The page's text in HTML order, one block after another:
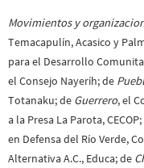
Movimientos y
Temacapulín, Acasico y
para el Desarrollo
el Consejo Nayeríh; de
Totanaku; de Guerrero, el
a la Presa La Parota,
en Defensa del Río Verde,
Alternativa A.C., Educa; de